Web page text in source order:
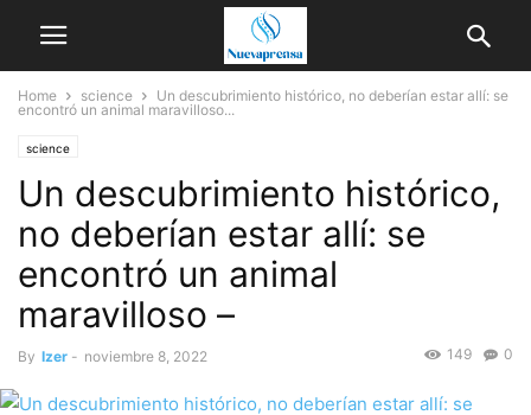
Home science
Un descubrimiento histórico, no deberían estar allí: se
encontró un animal maravilloso...
science
Un descubrimiento histórico,
no deberían estar allí: se
encontró un animal
maravilloso –
By Izer - noviembre 8, 2022 0
149